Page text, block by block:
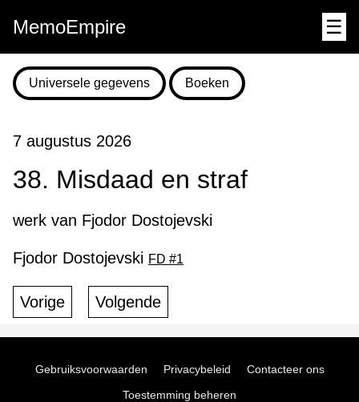
MemoEmpire ☰
Universele gegevens Boeken
7 augustus 2026
38. Misdaad en straf
werk van Fjodor Dostojevski
Fjodor Dostojevski FD #1
Vorige Volgende
Gebruiksvoorwaarden Privacybeleid
Contacteer ons
Toestemming beheren